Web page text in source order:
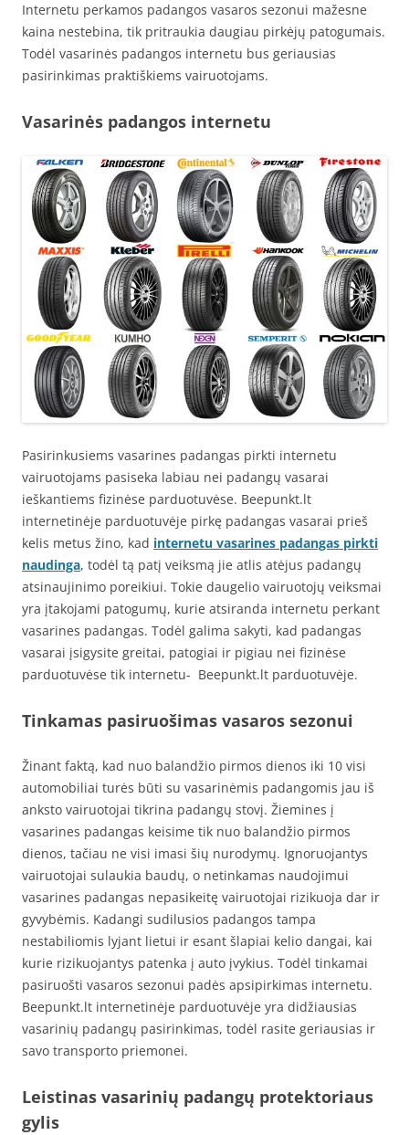
Internetu perkamos padangos vasaros sezonui mažesne
kaina nestebina, tik pritraukia daugiau pirkėjų patogumais.
Todėl vasarinės padangos internetu bus geriausias
pasirinkimas praktiškiems vairuotojams.
Vasarinės padangos internetu
Pasirinkusiems vasarines padangas pirkti internetu
vairuotojams pasiseka labiau nei padangų vasarai
ieškantiems fizinėse parduotuvėse. Beepunkt.lt
internetinėje parduotuvėje pirkę padangas vasarai prieš
kelis metus žino, kad internetu vasarines padangas pirkti
naudinga, todėl tą patį veiksmą jie atlis atėjus padangų
atsinaujinimo poreikiui. Tokie daugelio vairuotojų veiksmai
yra įtakojami patogumų, kurie atsiranda internetu perkant
vasarines padangas. Todėl galima sakyti, kad padangas
vasarai įsigysite greitai, patogiai ir pigiau nei fizinėse
parduotuvėse tik internetu- Beepunkt.lt parduotuvėje.
Tinkamas pasiruošimas vasaros sezonui
Žinant faktą, kad nuo balandžio pirmos dienos iki 10 visi
automobiliai turės būti su vasarinėmis padangomis jau iš
anksto vairuotojai tikrina padangų stovį. Žiemines į
vasarines padangas keisime tik nuo balandžio pirmos
dienos, tačiau ne visi imasi šių nurodymų. Ignoruojantys
vairuotojai sulaukia baudų, o netinkamas naudojimui
vasarines padangas nepasikeitę vairuotojai rizikuoja dar ir
gyvybėmis. Kadangi sudilusios padangos tampa
nestabiliomis lyjant lietui ir esant šlapiai kelio dangai, kai
kurie rizikuojantys patenka į auto įvykius. Todėl tinkamai
pasiruošti vasaros sezonui padės apsipirkimas internetu.
Beepunkt.lt internetinėje parduotuvėje yra didžiausias
vasarinių padangų pasirinkimas, todėl rasite geriausias ir
savo transporto priemonei.
Leistinas vasarinių padangų protektoriaus
gylis